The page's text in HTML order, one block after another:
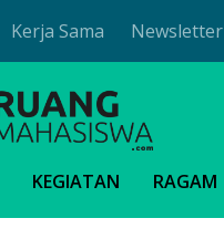
Kerja Sama Newsletter
KEGIATAN RAGAM